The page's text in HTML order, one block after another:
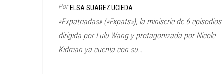
Por ELSA SUAREZ UCIEDA
«Expatriadas» («Expats»), la miniserie de 6 episodios
dirigida por Lulu Wang y protagonizada por Nicole
Kidman ya cuenta con su…